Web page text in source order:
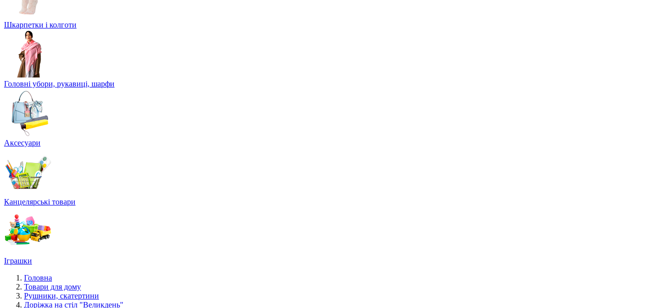
Шкарпетки і колготи
Головні убори, рукавиці, шарфи
Аксесуари
Канцелярські товари
Іграшки
Головна
Товари для дому
Рушники, скатертини
Доріжка на стіл "Великдень"